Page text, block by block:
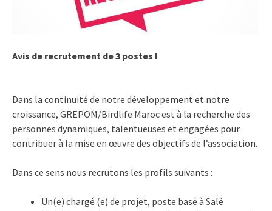
Avis de recrutement de 3 postes !
Dans la continuité de notre développement et notre
croissance, GREPOM/Birdlife Maroc est à la recherche des
personnes dynamiques, talentueuses et engagées pour
contribuer à la mise en œuvre des objectifs de l’association.
Dans ce sens nous recrutons les profils suivants :
Un(e) chargé (e) de projet, poste basé à Salé